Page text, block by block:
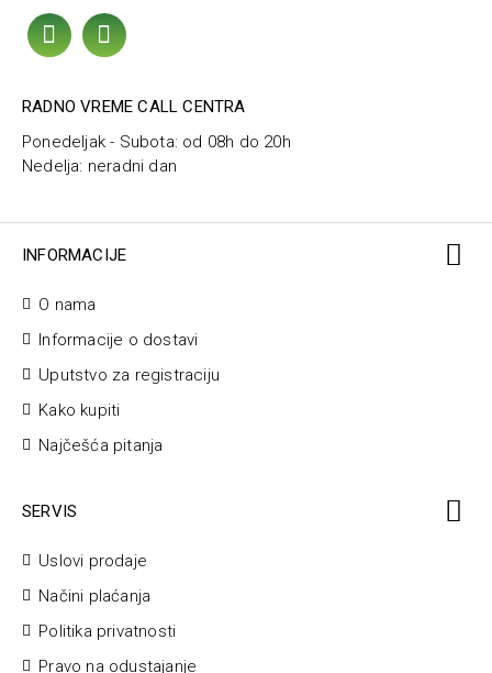
RADNO VREME CALL CENTRA
Ponedeljak - Subota: od 08h do 20h
Nedelja: neradni dan
INFORMACIJE
O nama
Informacije o dostavi
Uputstvo za registraciju
Kako kupiti
Najčešća pitanja
SERVIS
Uslovi prodaje
Načini plaćanja
Politika privatnosti
Pravo na odustajanje